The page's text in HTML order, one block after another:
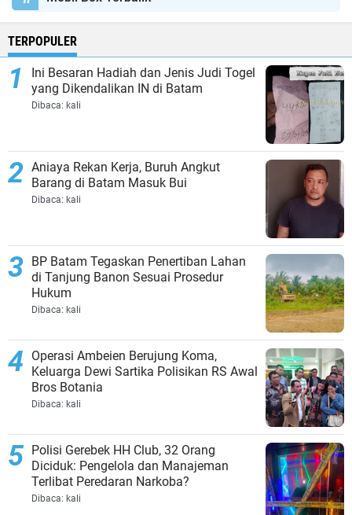
TERPOPULER
Ini Besaran Hadiah dan Jenis Judi Togel
yang Dikendalikan IN di Batam
Dibaca: kali
Aniaya Rekan Kerja, Buruh Angkut
Barang di Batam Masuk Bui
Dibaca: kali
BP Batam Tegaskan Penertiban Lahan
di Tanjung Banon Sesuai Prosedur
Hukum
Dibaca: kali
Operasi Ambeien Berujung Koma,
Keluarga Dewi Sartika Polisikan RS Awal
Bros Botania
Dibaca: kali
Polisi Gerebek HH Club, 32 Orang
Diciduk: Pengelola dan Manajeman
Terlibat Peredaran Narkoba?
Dibaca: kali